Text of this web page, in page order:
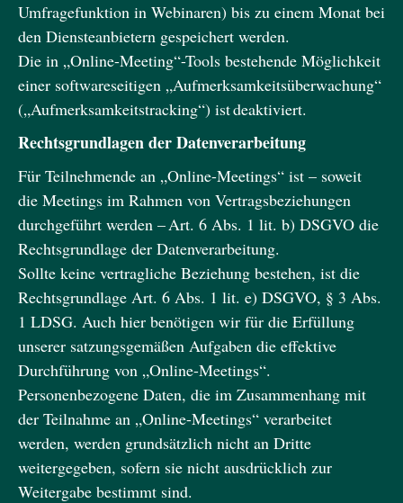
Umfragefunktion in Webinaren) bis zu einem Monat bei
den Diensteanbietern gespeichert werden.
Die in „Online-Meeting“-Tools bestehende Möglichkeit
einer softwareseitigen „Aufmerksamkeitsüberwachung“
(„Aufmerksamkeitstracking“) ist deaktiviert.
Rechtsgrundlagen der Datenverarbeitung
Für Teilnehmende an „Online-Meetings“ ist – soweit
die Meetings im Rahmen von Vertragsbeziehungen
durchgeführt werden – Art. 6 Abs. 1 lit. b) DSGVO die
Rechtsgrundlage der Datenverarbeitung.
Sollte keine vertragliche Beziehung bestehen, ist die
Rechtsgrundlage Art. 6 Abs. 1 lit. e) DSGVO, § 3 Abs.
1 LDSG. Auch hier benötigen wir für die Erfüllung
unserer satzungsgemäßen Aufgaben die effektive
Durchführung von „Online-Meetings“.
Personenbezogene Daten, die im Zusammenhang mit
der Teilnahme an „Online-Meetings“ verarbeitet
werden, werden grundsätzlich nicht an Dritte
weitergegeben, sofern sie nicht ausdrücklich zur
Weitergabe bestimmt sind.